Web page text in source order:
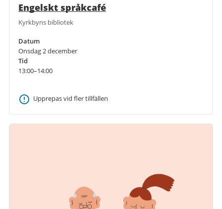
Engelskt språkcafé
Kyrkbyns bibliotek
Datum
Onsdag 2 december
Tid
13:00–14:00
Upprepas vid fler tillfällen